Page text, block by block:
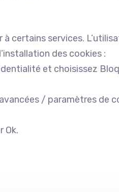
à certains services.
des cookies :
et choisissez
/ paramètres de
Ok.